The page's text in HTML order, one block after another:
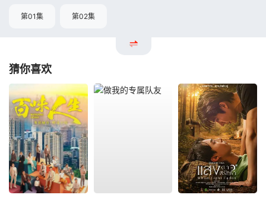
第01集 第02集
猜你喜欢